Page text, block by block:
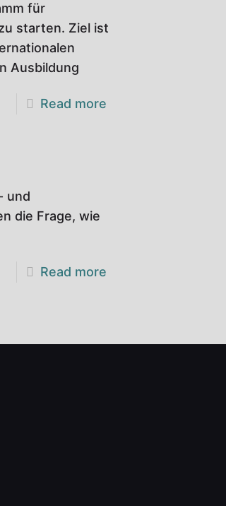
für
starten. Ziel ist
Ausbildung
Read more
und
die Frage, wie
Read more